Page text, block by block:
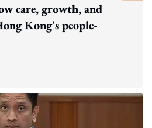
care, growth, and
Kong's people-